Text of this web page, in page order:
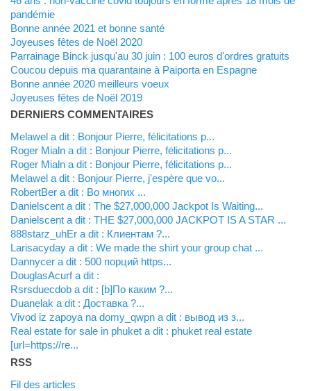
pandémie
Bonne année 2021 et bonne santé
Joyeuses fêtes de Noël 2020
Parrainage Binck jusqu'au 30 juin : 100 euros d'ordres gratuits
Coucou depuis ma quarantaine à Paiporta en Espagne
Bonne année 2020 meilleurs voeux
Joyeuses fêtes de Noël 2019
DERNIERS COMMENTAIRES
Melawel a dit : Bonjour Pierre, félicitations p...
Roger Mialn a dit : Bonjour Pierre, félicitations p...
Roger Mialn a dit : Bonjour Pierre, félicitations p...
Melawel a dit : Bonjour Pierre, j'espère que vo...
RobertBer a dit : Во многих ...
Danielscent a dit : The $27,000,000 Jackpot Is Waiting...
Danielscent a dit : THE $27,000,000 JACKPOT IS A STAR ...
888starz_uhEr a dit : Клиентам ?...
Larisacyday a dit : We made the shirt your group chat ...
Dannycer a dit : 500 порций https...
DouglasAcurf a dit :
Rsrsduecdob a dit : [b]По каким ?...
Duanelak a dit : Доставка ?...
vivod iz zapoya na domy_qwpn a dit : вывод из з...
real estate for sale in phuket a dit : phuket real estate
[url=https://re...
RSS
Fil des articles